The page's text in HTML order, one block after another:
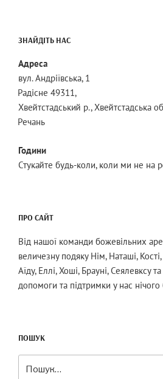
ЗНАЙДІТЬ НАС
Адреса
вул. Андріївська, 1
Радісне 49311,
Хвейтстадський р., Хвейтстадська
Речань
Години
Стукайте будь-коли, коли ми не на
ПРО САЙТ
Від нашої команди божевільних
величезну подяку Нім, Наташі, Кості,
Аїду, Еллі, Хоші, Брауні, Сеялевксу
допомоги та підтримки у нас
ПОШУК